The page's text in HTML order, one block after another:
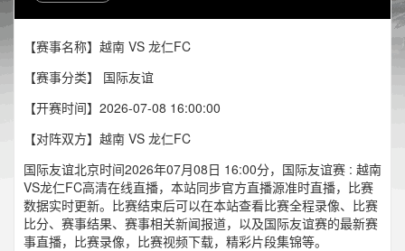
【赛事名称】越南 VS 龙仁FC
【赛事分类】 国际友谊
【开赛时间】2026-07-08 16:00:00
【对阵双方】越南 VS 龙仁FC
国际友谊北京时间2026年07月08日 16:00分，国际友谊赛 : 越南
VS龙仁FC高清在线直播，本站同步官方直播源准时直播，比赛
数据实时更新。比赛结束后可以在本站查看比赛全程录像、比赛
比分、赛事结果、赛事相关新闻报道，以及国际友谊赛的最新赛
事直播，比赛录像，比赛视频下载，精彩片段集锦等。